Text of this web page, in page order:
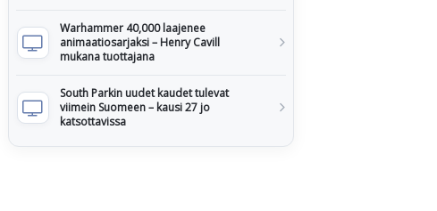
Warhammer 40,000 laajenee
animaatiosarjaksi – Henry Cavill
mukana tuottajana
South Parkin uudet kaudet tulevat
viimein Suomeen – kausi 27 jo
katsottavissa